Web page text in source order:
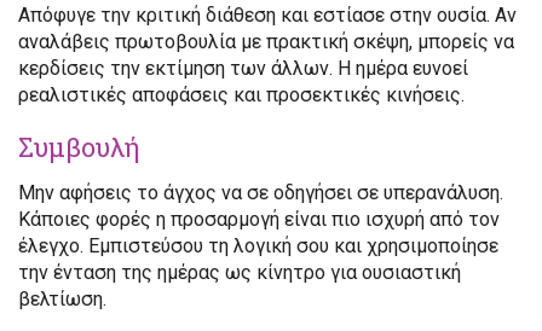
Απόφυγε την κριτική διάθεση και εστίασε στην ουσία. Αν
αναλάβεις πρωτοβουλία με πρακτική σκέψη, μπορείς να
κερδίσεις την εκτίμηση των άλλων. Η ημέρα ευνοεί
ρεαλιστικές αποφάσεις και προσεκτικές κινήσεις.
Συμβουλή
Μην αφήσεις το άγχος να σε οδηγήσει σε υπερανάλυση.
Κάποιες φορές η προσαρμογή είναι πιο ισχυρή από τον
έλεγχο. Εμπιστεύσου τη λογική σου και χρησιμοποίησε
την ένταση της ημέρας ως κίνητρο για ουσιαστική
βελτίωση.